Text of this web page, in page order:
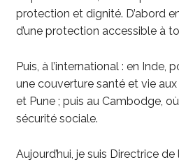
protection et dignité. D’abord
d’une protection accessible à
Puis, à l’international : en
une couverture santé et vie
et Pune ; puis au Cambodge,
sécurité sociale.
Aujourd’hui, je suis Directrice